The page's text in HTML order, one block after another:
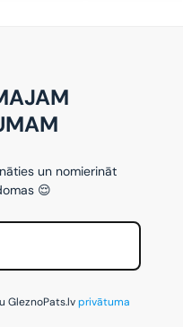
un nomierināt
😌
GleznoPats.lvprivātuma